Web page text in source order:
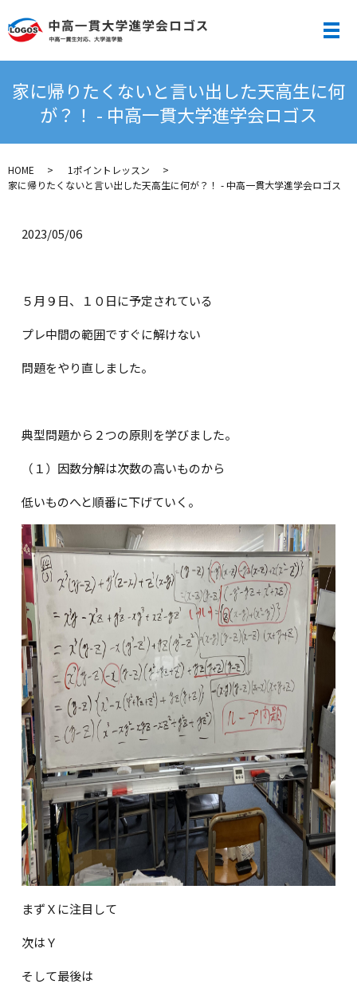
メ
家に帰りたくないと言い出した天高生に何
が？！ - 中高一貫大学進学会ロゴス
HOME
1ポイントレッスン
家に帰りたくないと言い出した天高生に何が？！ - 中高一貫大学進学会ロゴス
2023/05/06
５月９日、１０日に予定されている
プレ中間の範囲ですぐに解けない
問題をやり直しました。
典型問題から２つの原則を学びました。
（１）因数分解は次数の高いものから
低いものへと順番に下げていく。
まずＸに注目して
次はＹ
そして最後は